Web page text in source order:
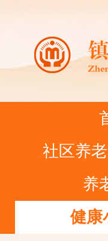
社区养老
养
健康